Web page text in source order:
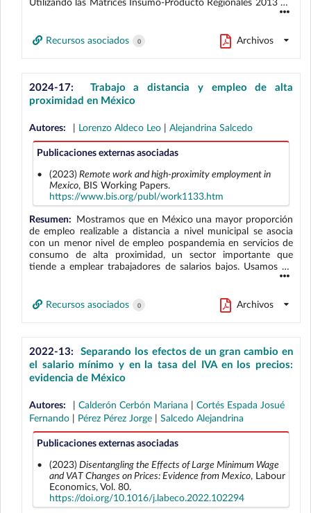
Banco de México, y el Modelo de Oferta de Ghosh, se
derivados del choque de oferta que resultó de la súbita
contracción en la importación de insumos de China, la Unión
Europea y los Estados Unidos al inicio de la pandemia. La
región norte experimentó la mayor contracción en la
producción bruta, en tanto que, a nivel sectorial, el sector
manufacturero fue el más afectado por el choque en relación
con un escenario de disponibilidad de insumos constantes.
la región norte como el sector manufacturero son los más
integrados a la cadena global de suministro.
Recursos asociados 0 Archivos
2024-17: Trabajo a distancia y empleo de alta
proximidad en México
Autores: | Lorenzo Aldeco Leo | Alejandrina Salcedo
Publicaciones externas asociadas
(2023) Remote work and high-proximity employment in
Mexico, BIS Working Papers.
https://www.bis.org/publ/work1133.htm
Resumen: Mostramos que en México una mayor proporción
de empleo realizable a distancia a nivel municipal se asocia
con un menor nivel de empleo pospandemia en servicios de
consumo de alta proximidad, un sector importante que
tiende a emplear trabajadores de salarios bajos. Usamos un
estudio de evento de panel de triples diferencias en el que se
entre municipalidades con distintos niveles de potencial para
el trabajo remoto, antes y después del inicio de la pandemia.
Los resultados contribuyen a explicar la recuperación
relativamente débil del empleo en servicios de alta
proximidad en la región centro del país, pues ahí al inicio de la
pandemia una mayor proporción del empleo en servicios de
alta proximidad se encontraba donde el potencial para el
trabajo a distancia era alto, con respecto a otras regiones. El
distribución sectorial del empleo, y que los efectos sobre los
trabajadores dependen de su capacidad de ajustarse al nuevo
mercado laboral.
Recursos asociados 0 Archivos
2022-13: Separando los efectos de un gran cambio en
el salario mínimo y en la tasa del IVA en los precios:
evidencia de México
Autores: | Calderón Cerbón Mariana | Cortés Espada Josué
Fernando | Pérez Pérez Jorge | Salcedo Alejandrina
Publicaciones externas asociadas
(2023) Disentangling the Effects of Large Minimum Wage
and VAT Changes on Prices: Evidence from Mexico, Labour
Economics, Vol. 80.
https://doi.org/10.1016/j.labeco.2022.102294